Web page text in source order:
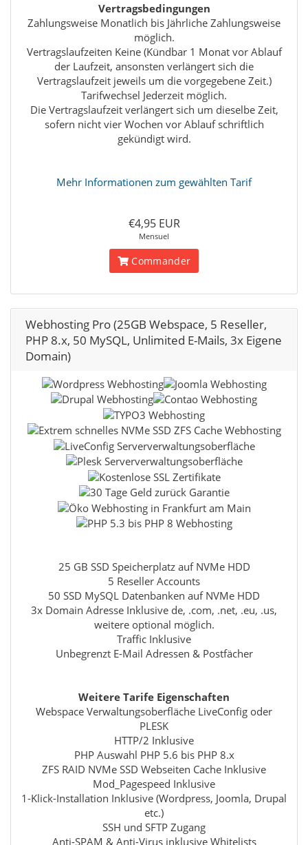
Vertragsbedingungen
Zahlungsweise Monatlich bis Jährliche Zahlungsweise
möglich.
Vertragslaufzeiten Keine (Kündbar 1 Monat vor Ablauf
der Laufzeit, ansonsten verlängert sich die
Vertragslaufzeit jeweils um die vorgegebene Zeit.)
Tarifwechsel Jederzeit möglich.
Die Vertragslaufzeit verlängert sich um dieselbe Zeit,
sofern nicht vier Wochen vor Ablauf schriftlich
gekündigt wird.
Mehr Informationen zum gewählten Tarif
€4,95 EUR
Mensuel
Commander
Webhosting Pro (25GB Webspace, 5 Reseller,
PHP 8.x, 50 MySQL, Unlimited E-Mails, 3x Eigene
Domain)
25 GB SSD Speicherplatz auf NVMe HDD
5 Reseller Accounts
50 SSD MySQL Datenbanken auf NVMe HDD
3x Domain Adresse Inklusive de, .com, .net, .eu, .us,
weitere optional möglich.
Traffic Inklusive
Unbegrenzt E-Mail Adressen & Postfächer
Weitere Tarife Eigenschaften
Webspace Verwaltungsoberfläche LiveConfig oder
PLESK
HTTP/2 Inklusive
PHP Auswahl PHP 5.6 bis PHP 8.x
ZFS RAID NVMe SSD Webseiten Cache Inklusive
Mod_Pagespeed Inklusive
1-Klick-Installation Inklusive (Wordpress, Joomla, Drupal
etc.)
SSH und SFTP Zugang
Anti-SPAM & Anti-Virus inklusive Whitelists